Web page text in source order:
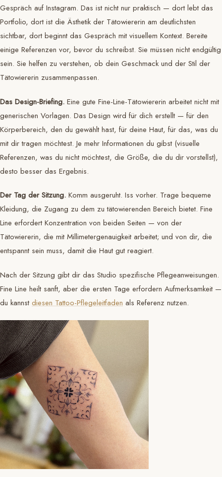
Gespräch auf Instagram. Das ist nicht nur praktisch — dort lebt das
Portfolio, dort ist die Ästhetik der Tätowiererin am deutlichsten
sichtbar, dort beginnt das Gespräch mit visuellem Kontext. Bereite
einige Referenzen vor, bevor du schreibst. Sie müssen nicht endgültig
sein. Sie helfen zu verstehen, ob dein Geschmack und der Stil der
Tätowiererin zusammenpassen.
Das Design-Briefing. Eine gute Fine-Line-Tätowiererin arbeitet nicht mit
generischen Vorlagen. Das Design wird für dich erstellt — für den
Körperbereich, den du gewählt hast, für deine Haut, für das, was du
mit dir tragen möchtest. Je mehr Informationen du gibst (visuelle
Referenzen, was du nicht möchtest, die Größe, die du dir vorstellst),
desto besser das Ergebnis.
Der Tag der Sitzung. Komm ausgeruht. Iss vorher. Trage bequeme
Kleidung, die Zugang zu dem zu tätowierenden Bereich bietet. Fine
Line erfordert Konzentration von beiden Seiten — von der
Tätowiererin, die mit Millimetergenauigkeit arbeitet; und von dir, die
entspannt sein muss, damit die Haut gut reagiert.
Nach der Sitzung gibt dir das Studio spezifische Pflegeanweisungen.
Fine Line heilt sanft, aber die ersten Tage erfordern Aufmerksamkeit —
du kannstdiesen Tattoo-Pflegeleitfaden als Referenz nutzen.